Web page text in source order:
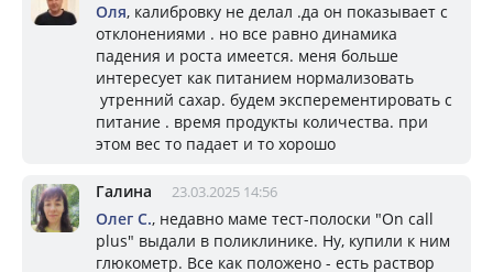
Оля, калибровку не делал .да он показывает с
отклонениями . но все равно динамика
падения и роста имеется. меня больше
интересует как питанием нормализовать
утренний сахар. будем эксперементировать с
питание . время продукты количества. при
этом вес то падает и то хорошо
Галина 23.03.2025 14:56
Олег С., недавно маме тест-полоски "On call
plus" выдали в поликлинике. Ну, купили к ним
глюкометр. Все как положено - есть раствор